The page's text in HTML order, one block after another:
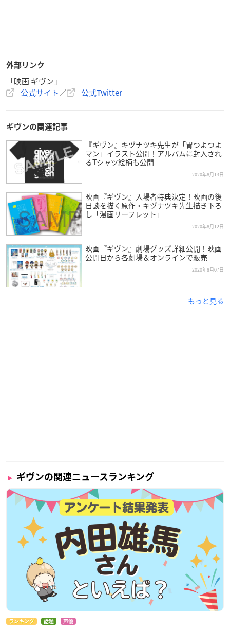
外部リンク
「映画 ギヴン」
公式サイト／ 公式Twitter
ギヴンの関連記事
『ギヴン』キヅナツキ先生が「胃つよつよ
マン」イラスト公開！アルバムに封入され
るTシャツ絵柄も公開
2020年8月13日
映画『ギヴン』入場者特典決定！映画の後
日談を描く原作・キヅナツキ先生描き下ろ
し「漫画リーフレット」
2020年8月12日
映画『ギヴン』劇場グッズ詳細公開！映画
公開日から各劇場＆オンラインで販売
2020年8月07日
もっと見る
ギヴンの関連ニュースランキング
ランキング 話題 声優